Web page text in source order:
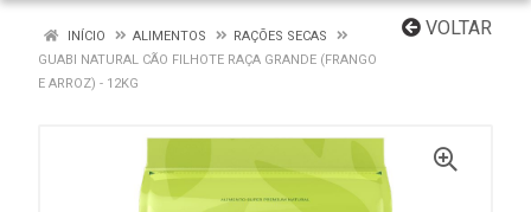
VOLTAR
INÍCIO ALIMENTOS
RAÇÕES SECAS
GUABI NATURAL CÃO FILHOTE RAÇA GRANDE (FRANGO
E ARROZ) - 12KG